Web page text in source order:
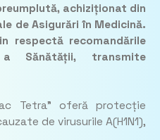
achiziționat din
de Asigurări în Medicină.
respectă recomandările
a Sănătății, transmite
Tetra” oferă protecție
de virusurile A(H1N1),